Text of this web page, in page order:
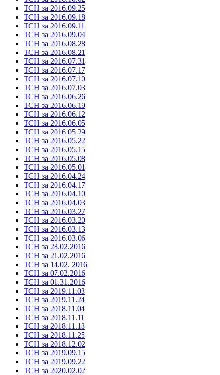
ТСН за 2016.09.25
ТСН за 2016.09.18
ТСН за 2016.09.11
ТСН за 2016.09.04
ТСН за 2016.08.28
ТСН за 2016.08.21
ТСН за 2016.07.31
ТСН за 2016.07.17
ТСН за 2016.07.10
ТСН за 2016.07.03
ТСН за 2016.06.26
ТСН за 2016.06.19
ТСН за 2016.06.12
ТСН за 2016.06.05
ТСН за 2016.05.29
ТСН за 2016.05.22
ТСН за 2016.05.15
ТСН за 2016.05.08
ТСН за 2016.05.01
ТСН за 2016.04.24
ТСН за 2016.04.17
ТСН за 2016.04.10
ТСН за 2016.04.03
ТСН за 2016.03.27
ТСН за 2016.03.20
ТСН за 2016.03.13
ТСН за 2016.03.06
ТСН за 28.02.2016
ТСН за 21.02.2016
ТСН за 14.02. 2016
ТСН за 07.02.2016
ТСН за 01.31.2016
ТСН за 2019.11.03
ТСН за 2019.11.24
ТСН за 2018.11.04
ТСН за 2018.11.11
ТСН за 2018.11.18
ТСН за 2018.11.25
ТСН за 2018.12.02
ТСН за 2019.09.15
ТСН за 2019.09.22
ТСН за 2020.02.02